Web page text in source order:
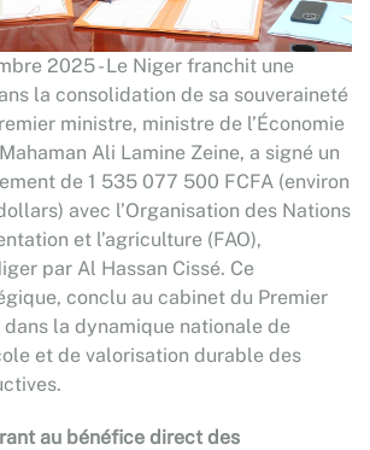
2025 - Le Niger franchit une
la consolidation de sa souveraineté
ministre, ministre de l’Économie
Ali Lamine Zeine, a signé un
de 1 535 077 500 FCFA (environ
avec l’Organisation des Nations
et l’agriculture (FAO),
par Al Hassan Cissé. Ce
conclu au cabinet du Premier
dans la dynamique nationale de
et de valorisation durable des
au bénéfice direct des